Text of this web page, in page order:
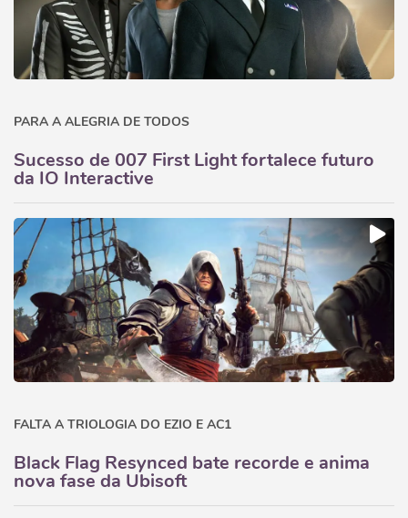
PARA A ALEGRIA DE TODOS
Sucesso de 007 First Light fortalece futuro
da IO Interactive
FALTA A TRIOLOGIA DO EZIO E AC1
Black Flag Resynced bate recorde e anima
nova fase da Ubisoft